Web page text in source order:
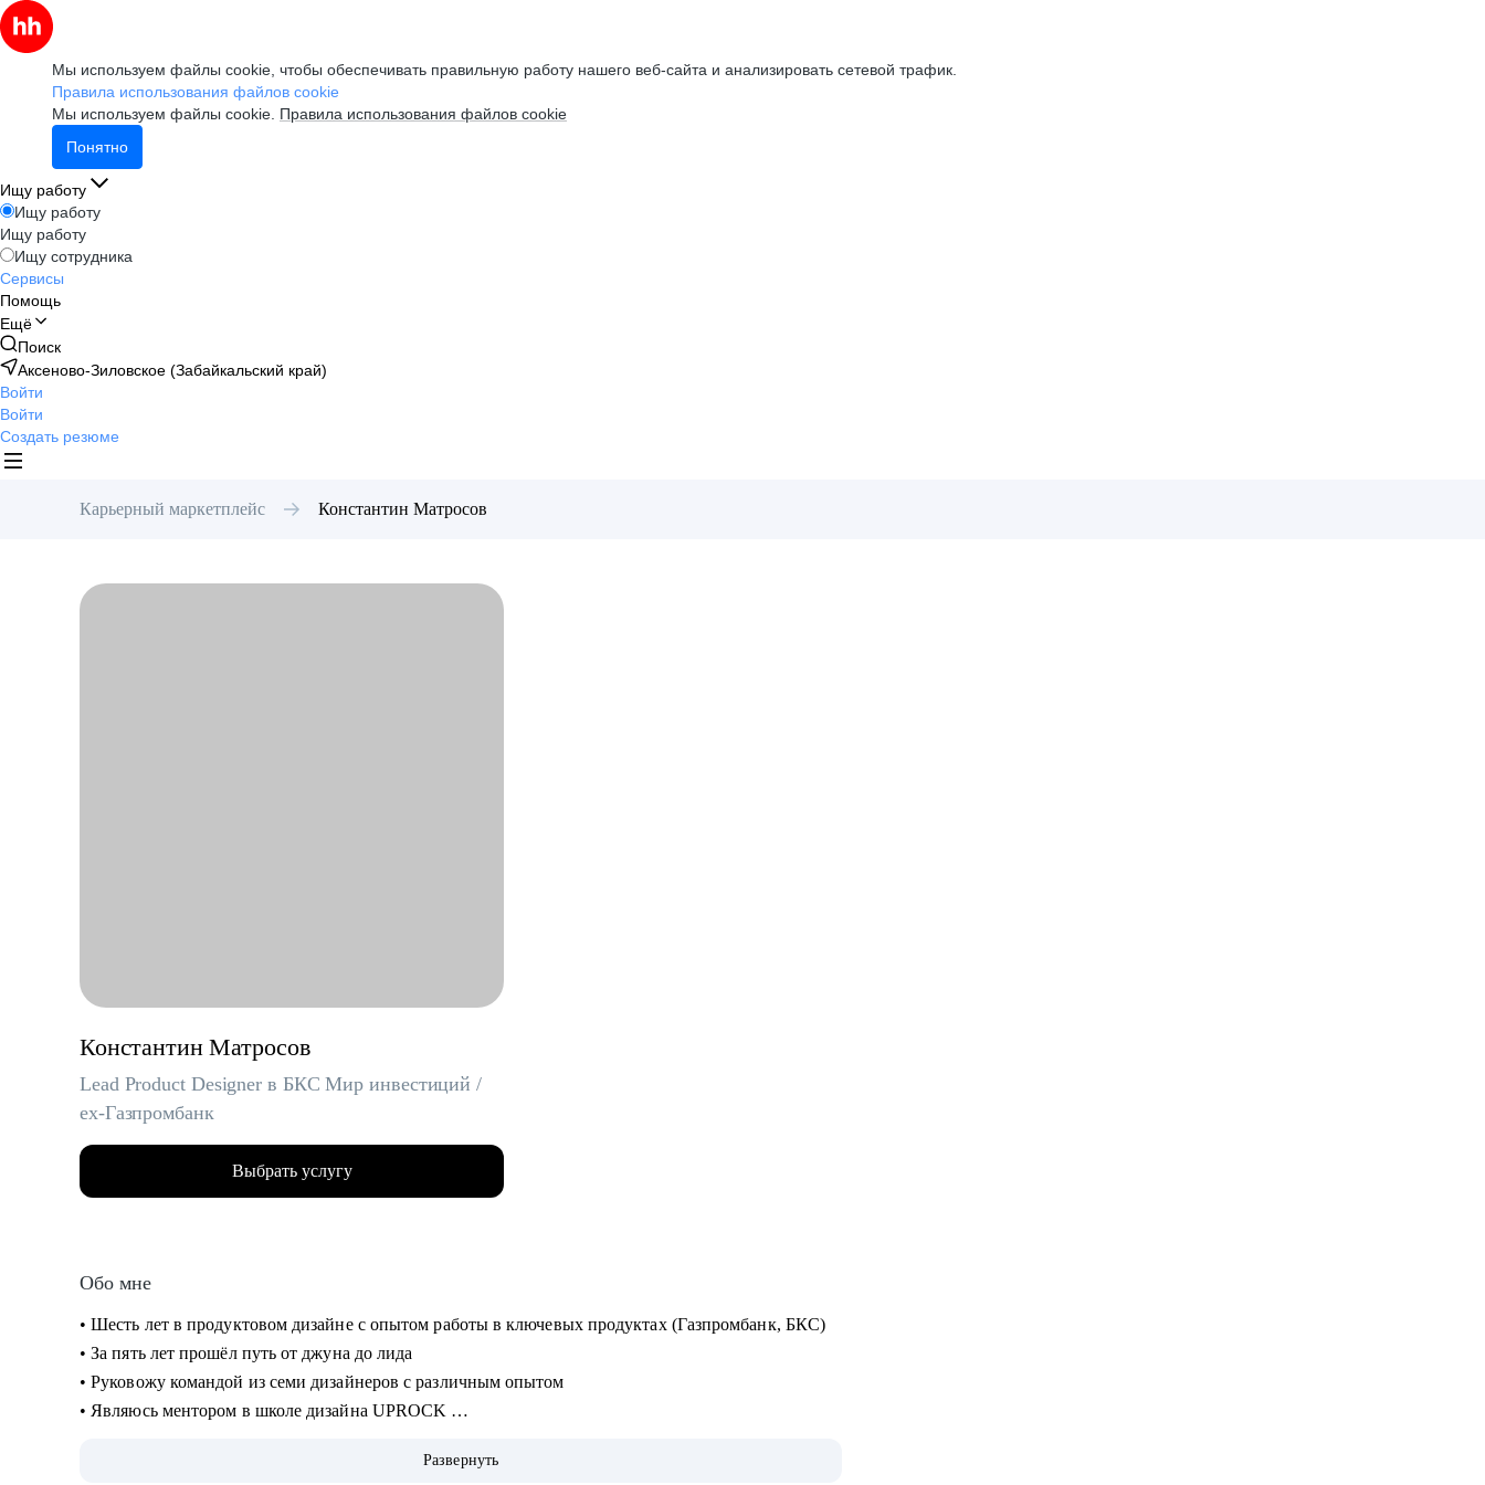
Мы используем файлы cookie, чтобы обеспечивать правильную работу нашего веб-сайта и анализировать сетевой трафик.
Правила использования файлов cookie
Мы используем файлы cookie. Правила использования файлов cookie
Понятно
Ищу работу
Ищу работу
Ищу работу
Ищу сотрудника
Сервисы
Помощь
Ещё
Поиск
Аксеново-Зиловское (Забайкальский край)
Войти
Войти
Создать резюме
Карьерный маркетплейс Константин Матросов
Константин Матросов
Lead Product Designer в БКС Мир инвестиций /
ex-Газпромбанк
Выбрать услугу
Обо мне
• Шесть лет в продуктовом дизайне с опытом работы в ключевых продуктах (Газпромбанк, БКС)
• За пять лет прошёл путь от джуна до лида
• Руковожу командой из семи дизайнеров с различным опытом
• Являюсь ментором в школе дизайна UPROCK
• Отсмотрел и проанализировал 700+ резюмеРазвернуть